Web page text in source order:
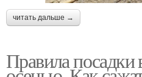
читать дальше →
Правила посадки